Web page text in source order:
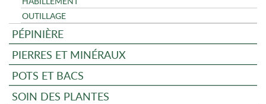
OUTILLAGE
PÉPINIÈRE
PIERRES ET MINÉRAUX
POTS ET BACS
SOIN DES PLANTES